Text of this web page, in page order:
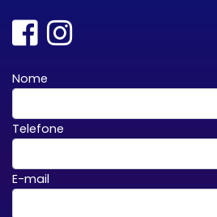
Nome
Telefone
E-mail